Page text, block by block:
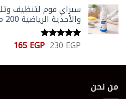
هو:
5500 EGP.
سبراي فوم لتنظيف
والأحذية الرياضية 200 ملي
تم التقييم
230EGP السعر
هو:
165EGP السعر
هو:
من نحن